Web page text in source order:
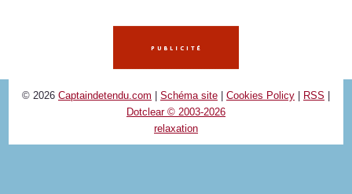
© 2026 Captaindetendu.com Schéma site Cookies Policy RSS
Dotclear © 2003-2026
relaxation